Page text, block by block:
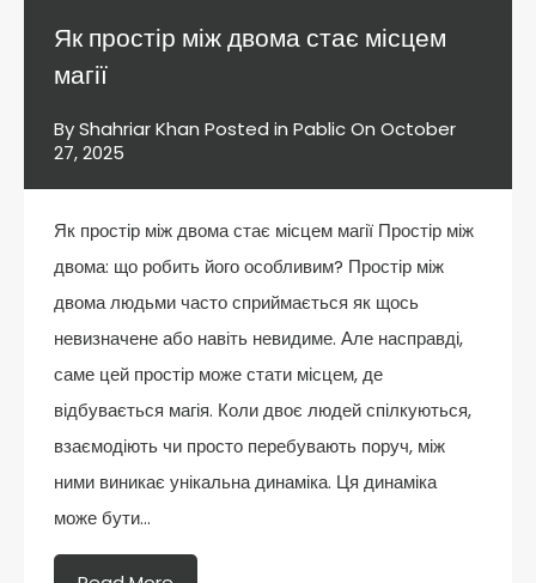
Як простір між двома стає місцем
магії
ByShahriar Khan Posted in PablicOn October
27, 2025
Як простір між двома стає місцем магії Простір між
двома: що робить його особливим? Простір між
двома людьми часто сприймається як щось
невизначене або навіть невидиме. Але насправді,
саме цей простір може стати місцем, де
відбувається магія. Коли двоє людей спілкуються,
взаємодіють чи просто перебувають поруч, між
ними виникає унікальна динаміка. Ця динаміка
може бути…